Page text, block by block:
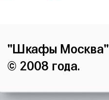
"Шкафы Москва"
© 2008 года.